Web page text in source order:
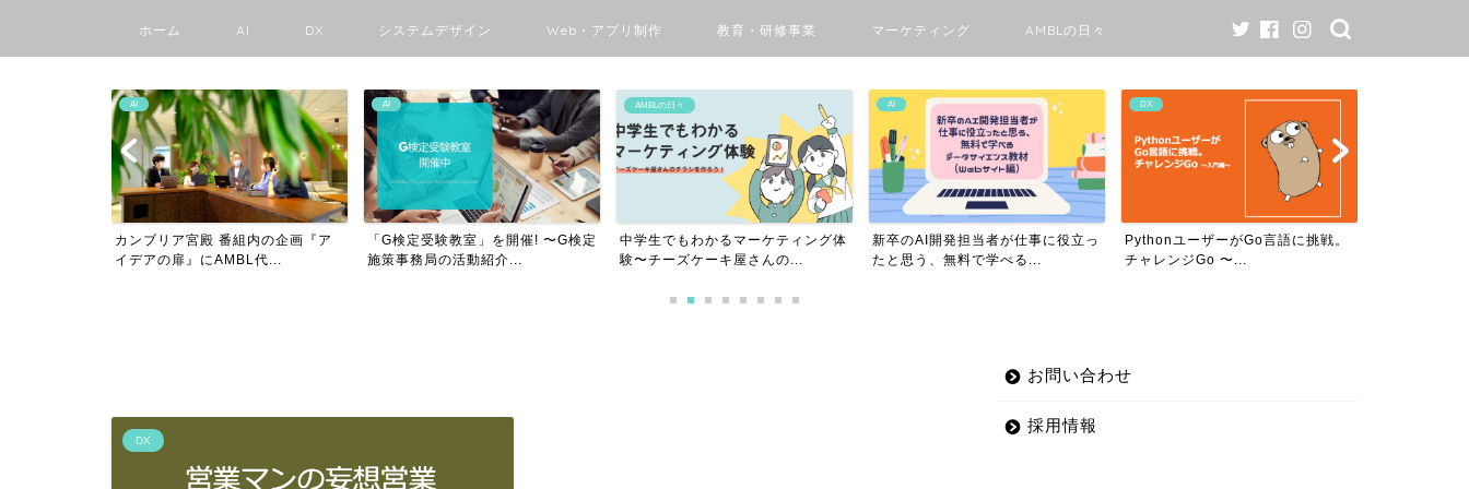
ホーム AI DX システムデザイン Web・アプリ制作 教育・研修事業 マーケティング AMBLの日々
AI
カンブリア宮殿 番組内の企画『ア
イデアの扉』にAMBL代...
AI
「G検定受験教室」を開催! 〜G検定
施策事務局の活動紹介...
AMBLの日々
中学生でもわかるマーケティング体
験〜チーズケーキ屋さんの...
AI
新卒のAI開発担当者が仕事に役立っ
たと思う、無料で学べる...
DX
PythonユーザーがGo言語に挑戦。
チャレンジGo 〜...
DX
お問い合わせ
採用情報